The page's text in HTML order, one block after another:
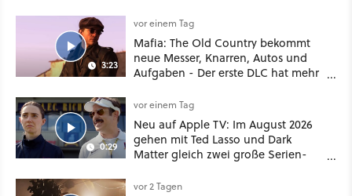
3:23
vor einem Tag
Mafia: The Old Country bekommt
neue Messer, Knarren, Autos und
Aufgaben - Der erste DLC hat mehr
0:29
vor einem Tag
Neu auf Apple TV: Im August 2026
gehen mit Ted Lasso und Dark
Matter gleich zwei große Serien-
vor 2 Tagen